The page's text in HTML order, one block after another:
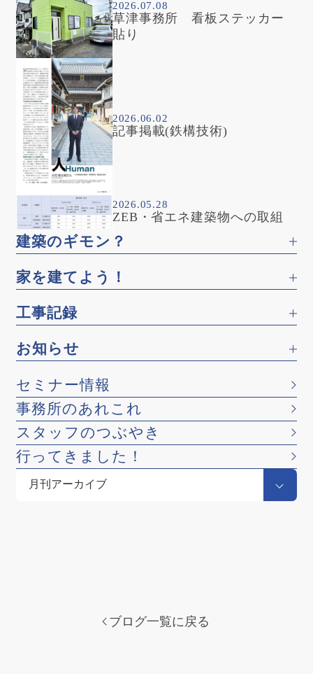
2026.07.08
草津事務所 看板ステッカー
貼り
2026.06.02
記事掲載(鉄構技術)
2026.05.28
ZEB・省エネ建築物への取組
建築のギモン？
家を建てよう！
工事記録
お知らせ
セミナー情報
事務所のあれこれ
スタッフのつぶやき
行ってきました！
ブログ一覧に戻る